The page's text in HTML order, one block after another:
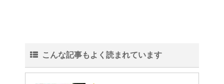
こんな記事もよく読まれています